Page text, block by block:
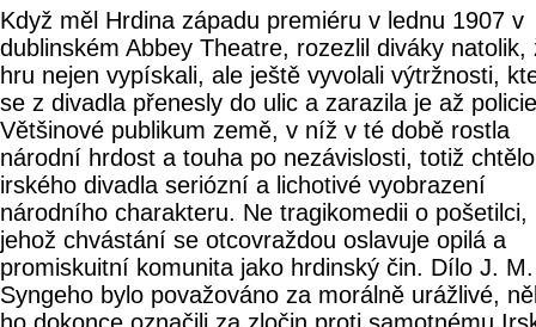
Když měl Hrdina západu premiéru v lednu 1907 v
dublinském Abbey Theatre, rozezlil diváky natolik,
hru nejen vypískali, ale ještě vyvolali výtržnosti,
se z divadla přenesly do ulic a zarazila je až
Většinové publikum země, v níž v té době rostla
národní hrdost a touha po nezávislosti, totiž
irského divadla seriózní a lichotivé vyobrazení
národního charakteru. Ne tragikomedii o pošetilci,
jehož chvástání se otcovraždou oslavuje opilá a
promiskuitní komunita jako hrdinský čin. Dílo J. M.
Syngeho bylo považováno za morálně urážlivé,
ho dokonce označili za zločin proti samotnému